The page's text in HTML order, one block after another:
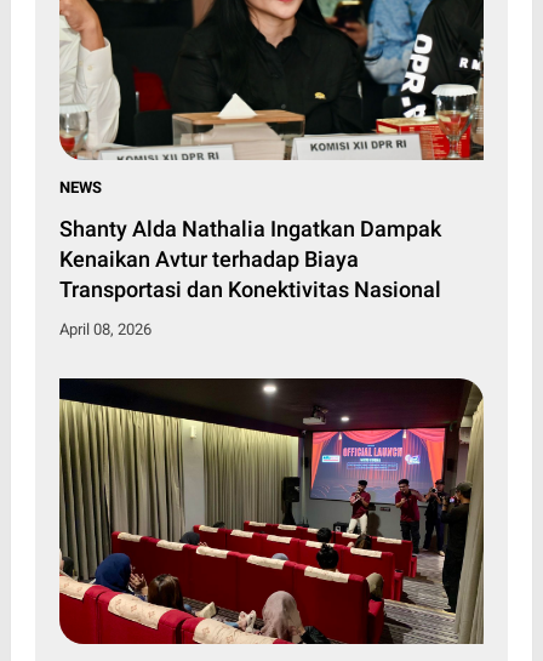
NEWS
Shanty Alda Nathalia Ingatkan Dampak
Kenaikan Avtur terhadap Biaya
Transportasi dan Konektivitas Nasional
April 08, 2026